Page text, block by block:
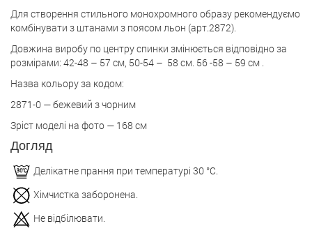
Для створення стильного монохромного образу рекомендуємо
комбінувати з штанами з поясом льон (арт.2872).
Довжина виробу по центру спинки змінюється відповідно за
розмірами: 42-48 – 57 см, 50-54 – 58 см. 56 -58 – 59 см .
Назва кольору за кодом:
2871-0 — бежевий з чорним
Зріст моделі на фото — 168 см
Догляд
Делікатне прання при температурі 30 °С.
Хімчистка заборонена.
Не відбілювати.